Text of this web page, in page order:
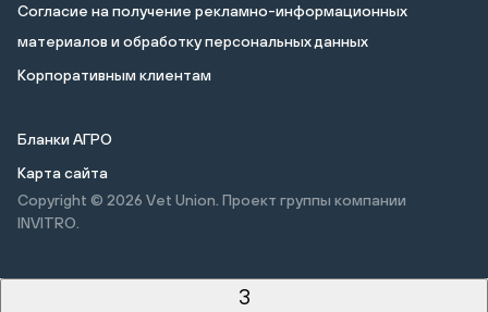
Cогласие на получение рекламно-информационных
материалов и обработку персональных данных
Корпоративным клиентам
Бланки АГРО
Карта сайта
Copyright © 2026 Vet Union. Проект группы компании
INVITRO.
3